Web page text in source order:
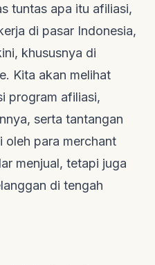
tuntas apa itu afiliasi,
di pasar Indonesia,
khususnya di
Kita akan melihat
program afiliasi,
serta tantangan
oleh para merchant
menjual, tetapi juga
di tengah